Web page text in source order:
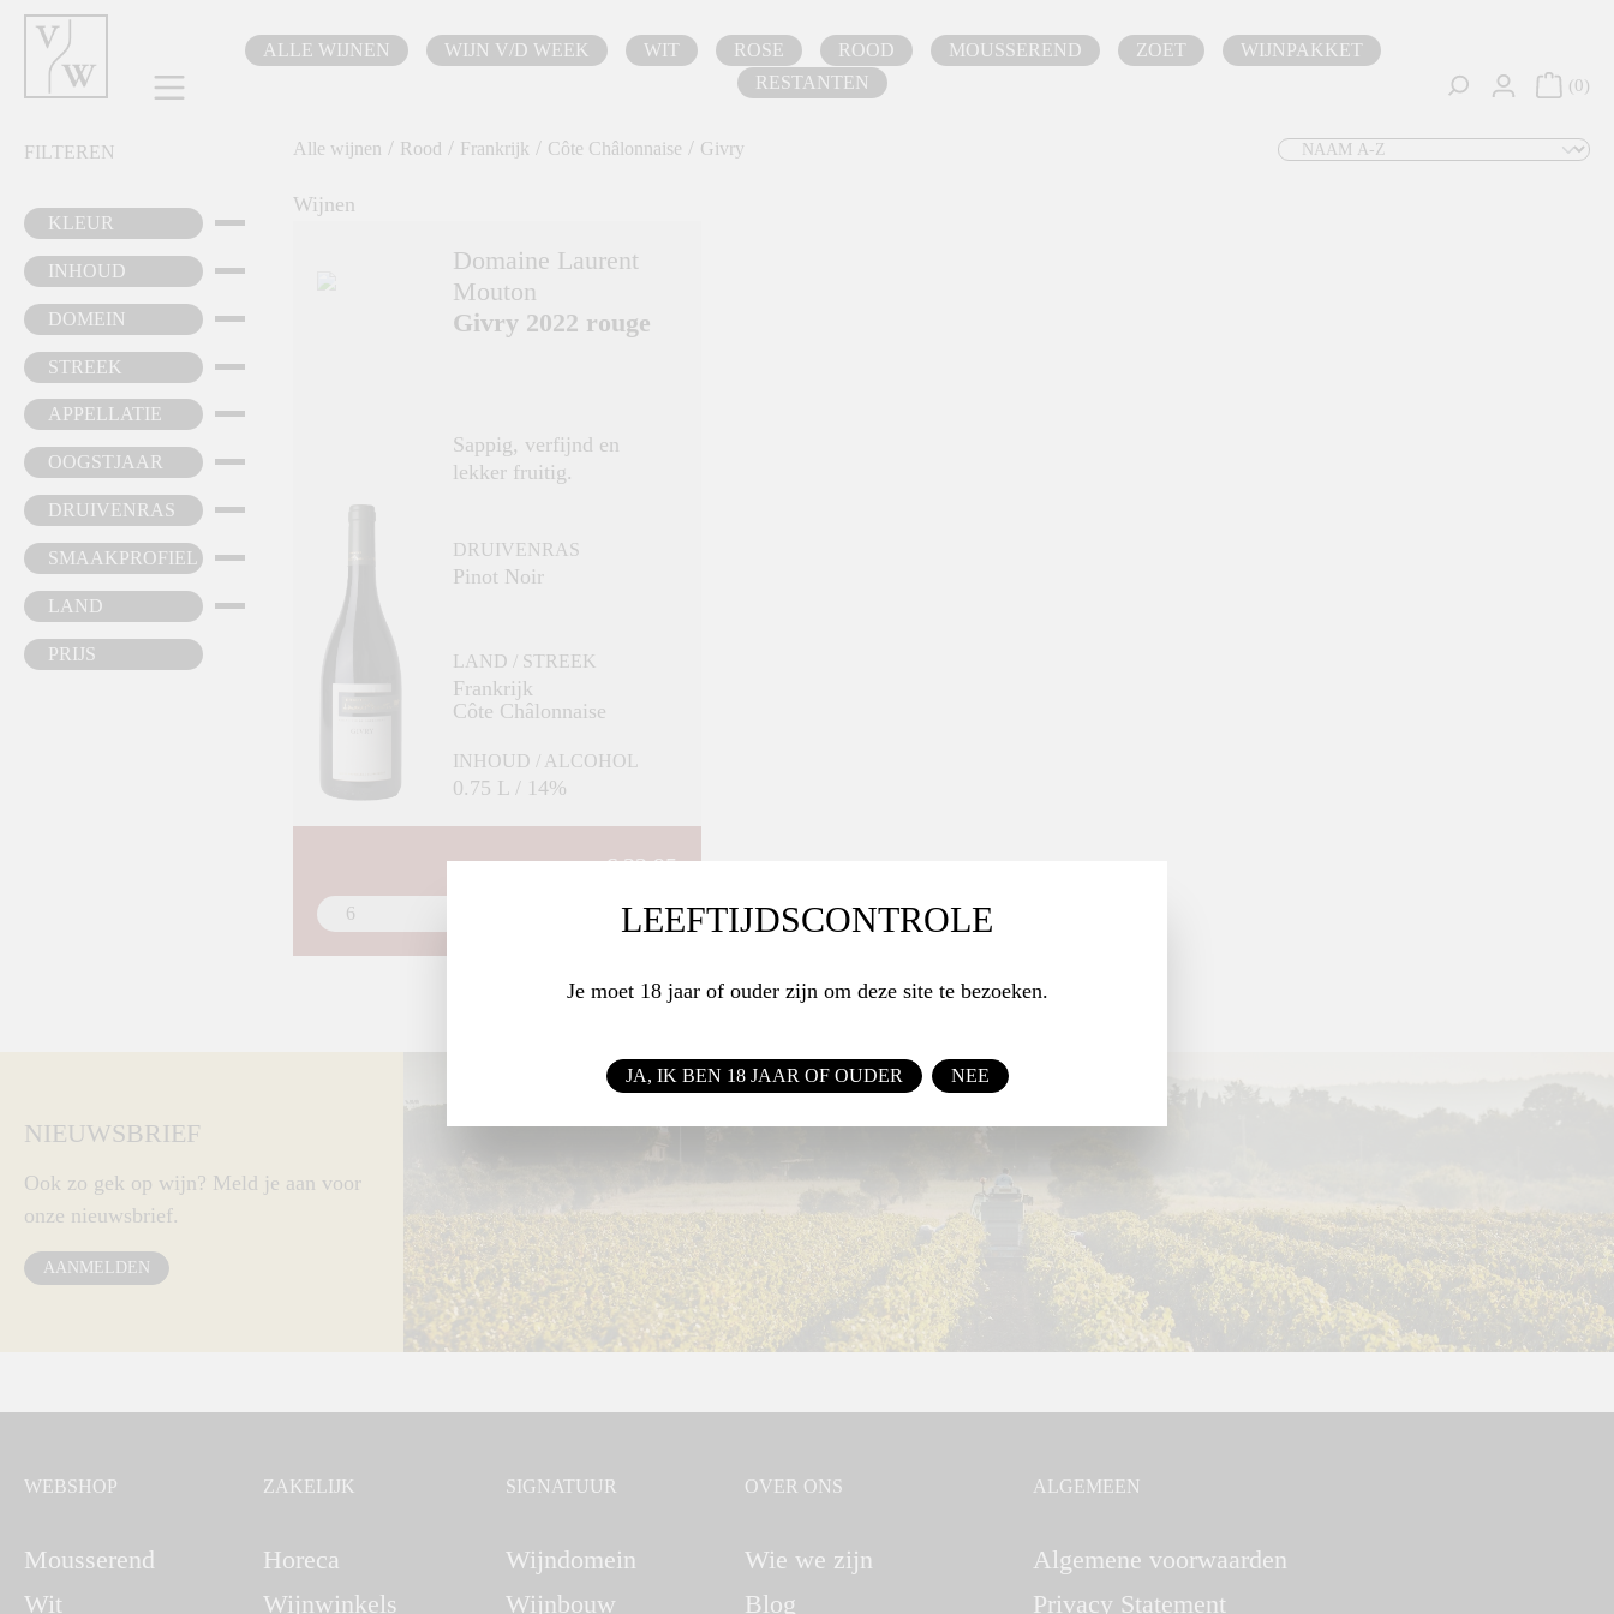
Ga naar de hoofdnavigatie
ALLE WIJNEN WIJN V/D WEEK WIT ROSE ROOD MOUSSEREND ZOET
WIJNPAKKET
RESTANTEN
0
FILTEREN
KLEUR
INHOUD
DOMEIN
STREEK
APPELLATIE
OOGSTJAAR
DRUIVENRAS
SMAAKPROFIEL
LAND
PRIJS
Alle wijnen / Rood / Frankrijk / Côte Châlonnaise / Givry
Wijnen
Domaine Laurent
Mouton
Givry 2022 rouge
Sappig, verfijnd en
lekker fruitig.
DRUIVENRAS
Pinot Noir
LAND / STREEK
Frankrijk
Côte Châlonnaise
INHOUD / ALCOHOL
0.75 L / 14%
€ 32,95
BESTEL
NIEUWSBRIEF
Ook zo gek op wijn? Meld je aan voor
onze nieuwsbrief.
AANMELDEN
WEBSHOP
Mousserend
Wit
ZAKELIJK
Horeca
Wijnwinkels
SIGNATUUR
Wijndomein
Wijnbouw
OVER ONS
Wie we zijn
Blog
ALGEMEEN
Algemene voorwaarden
Privacy Statement
LEEFTIJDSCONTROLE
Je moet 18 jaar of ouder zijn om deze site te bezoeken.
JA, IK BEN 18 JAAR OF OUDER NEE